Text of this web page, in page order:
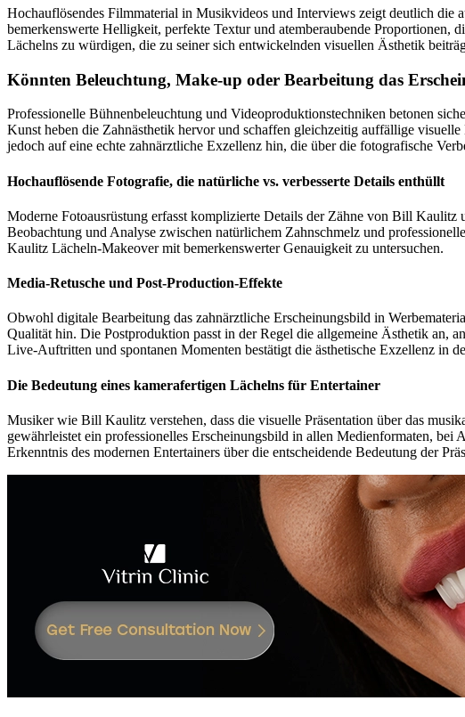
Hochauflösendes Filmmaterial in Musikvideos und Interviews zeigt deutlich
bemerkenswerte Helligkeit, perfekte Textur und atemberaubende
Lächelns zu würdigen, die zu seiner sich entwickelnden visuellen Ästhetik
Könnten Beleuchtung, Make-up oder Bearbeitung das
Professionelle Bühnenbeleuchtung und Videoproduktionstechniken betonen
Kunst heben die Zahnästhetik hervor und schaffen gleichzeitig auffällige
jedoch auf eine echte zahnärztliche Exzellenz hin, die über die fotografische
Hochauflösende Fotografie, die natürliche vs. verbesserte Details enthüllt
Moderne Fotoausrüstung erfasst komplizierte Details der Zähne von Bill
Beobachtung und Analyse zwischen natürlichem Zahnschmelz und
Kaulitz Lächeln-Makeover mit bemerkenswerter Genauigkeit zu untersuchen.
Media-Retusche und Post-Production-Effekte
Obwohl digitale Bearbeitung das zahnärztliche Erscheinungsbild in
Qualität hin. Die Postproduktion passt in der Regel die allgemeine Ästhetik an,
Live-Auftritten und spontanen Momenten bestätigt die ästhetische Exzellenz in
Die Bedeutung eines kamerafertigen Lächelns für Entertainer
Musiker wie Bill Kaulitz verstehen, dass die visuelle Präsentation über das
gewährleistet ein professionelles Erscheinungsbild in allen Medienformaten,
Erkenntnis des modernen Entertainers über die entscheidende Bedeutung der